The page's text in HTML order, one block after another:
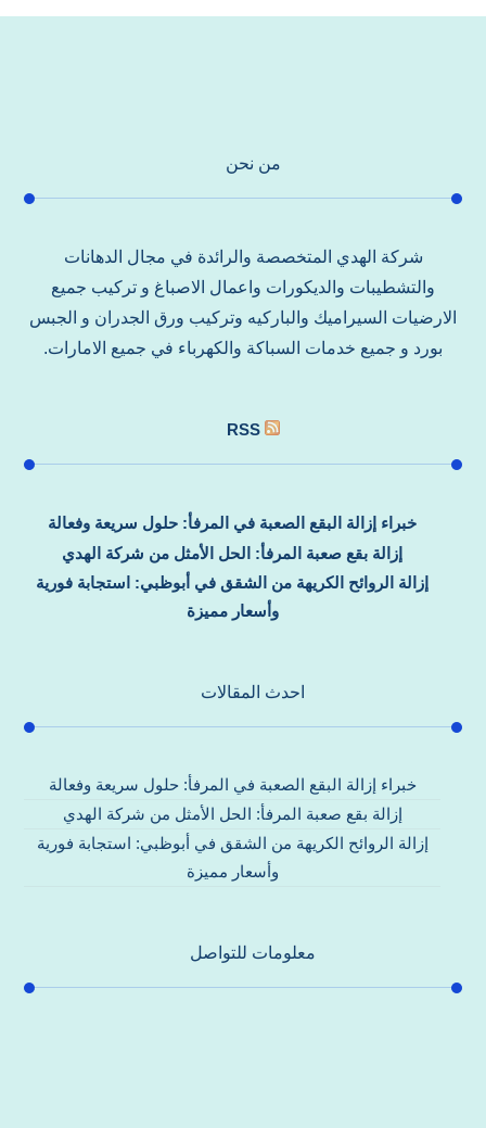
من نحن
شركة الهدي المتخصصة والرائدة في مجال الدهانات
والتشطيبات والديكورات واعمال الاصباغ و تركيب جميع
الارضيات السيراميك والباركيه وتركيب ورق الجدران و الجبس
بورد و جميع خدمات السباكة والكهرباء في جميع الامارات.
RSS
خبراء إزالة البقع الصعبة في المرفأ: حلول سريعة وفعالة
إزالة بقع صعبة المرفأ: الحل الأمثل من شركة الهدي
إزالة الروائح الكريهة من الشقق في أبوظبي: استجابة فورية
وأسعار مميزة
احدث المقالات
خبراء إزالة البقع الصعبة في المرفأ: حلول سريعة وفعالة
إزالة بقع صعبة المرفأ: الحل الأمثل من شركة الهدي
إزالة الروائح الكريهة من الشقق في أبوظبي: استجابة فورية
وأسعار مميزة
معلومات للتواصل